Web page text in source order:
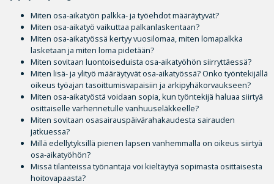
Miten osa-aikatyön palkka- ja työehdot määräytyvät?
Miten osa-aikatyö vaikuttaa palkanlaskentaan?
Miten osa-aikatyössä kertyy vuosilomaa, miten lomapalkka
lasketaan ja miten loma pidetään?
Miten sovitaan luontoiseduista osa-aikatyöhön siirryttäessä?
Miten lisä- ja ylityö määräytyvät osa-aikatyössä? Onko työntekijällä
oikeus työajan tasoittumisvapaisiin ja arkipyhäkorvaukseen?
Miten osa-aikatyöstä voidaan sopia, kun työntekijä haluaa siirtyä
osittaiselle varhennetulle vanhuuseläkkeelle?
Miten sovitaan osasairauspäivärahakaudesta sairauden
jatkuessa?
Millä edellytyksillä pienen lapsen vanhemmalla on oikeus siirtyä
osa-aikatyöhön?
Missä tilanteissa työnantaja voi kieltäytyä sopimasta osittaisesta
hoitovapaasta?